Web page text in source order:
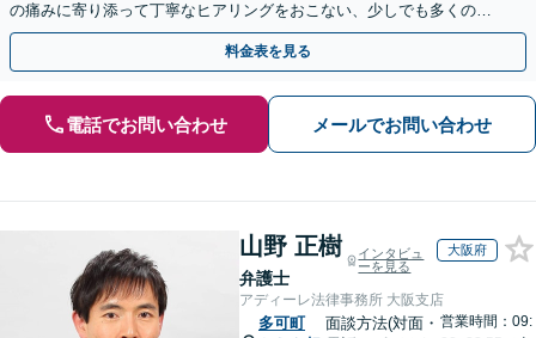
の痛みに寄り添って丁寧なヒアリングをおこない、少しでも多くの返
金が得られるよう尽力します！
料金表を見る
電話でお問い合わせ メールでお問い合わせ
山野 正樹
弁護士
インタビュ
ーを見る
大阪府
アディーレ法律事務所 大阪支店
多可町
面談方法(対面・ 営業時間：09: